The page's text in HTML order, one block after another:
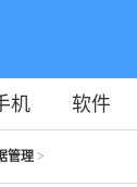
机 软件
器
管理>